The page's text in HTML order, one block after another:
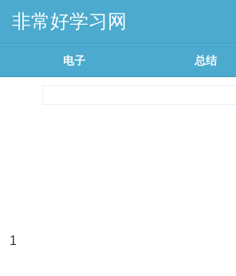
非常好学习网
电子 总结
1